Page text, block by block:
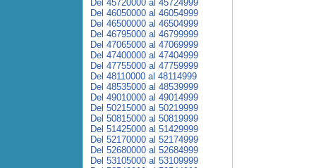
Del 45720000 al 45724999
Del 46050000 al 46054999
Del 46500000 al 46504999
Del 46795000 al 46799999
Del 47065000 al 47069999
Del 47400000 al 47404999
Del 47755000 al 47759999
Del 48110000 al 48114999
Del 48535000 al 48539999
Del 49010000 al 49014999
Del 50215000 al 50219999
Del 50815000 al 50819999
Del 51425000 al 51429999
Del 52170000 al 52174999
Del 52680000 al 52684999
Del 53105000 al 53109999